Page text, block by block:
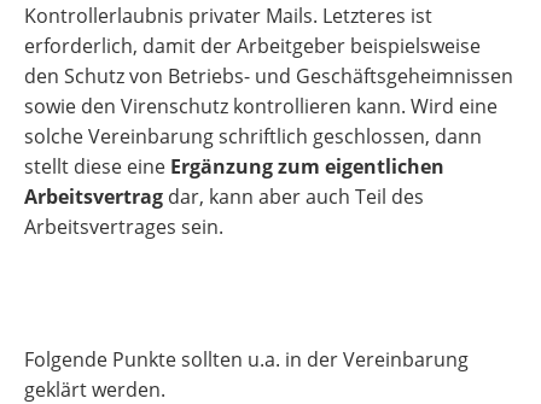
Kontrollerlaubnis privater Mails. Letzteres ist
erforderlich, damit der Arbeitgeber beispielsweise
den Schutz von Betriebs- und Geschäftsgeheimnissen
sowie den Virenschutz kontrollieren kann. Wird eine
solche Vereinbarung schriftlich geschlossen, dann
stellt diese eine Ergänzung zum eigentlichen
Arbeitsvertrag dar, kann aber auch Teil des
Arbeitsvertrages sein.
Folgende Punkte sollten u.a. in der Vereinbarung
geklärt werden.